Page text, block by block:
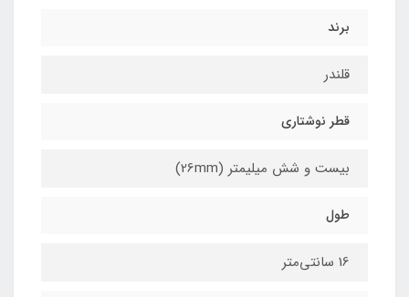
برند
قلندر
قطر نوشتاری
بیست و شش میلیمتر (26mm)
طول
16 سانتی‌متر